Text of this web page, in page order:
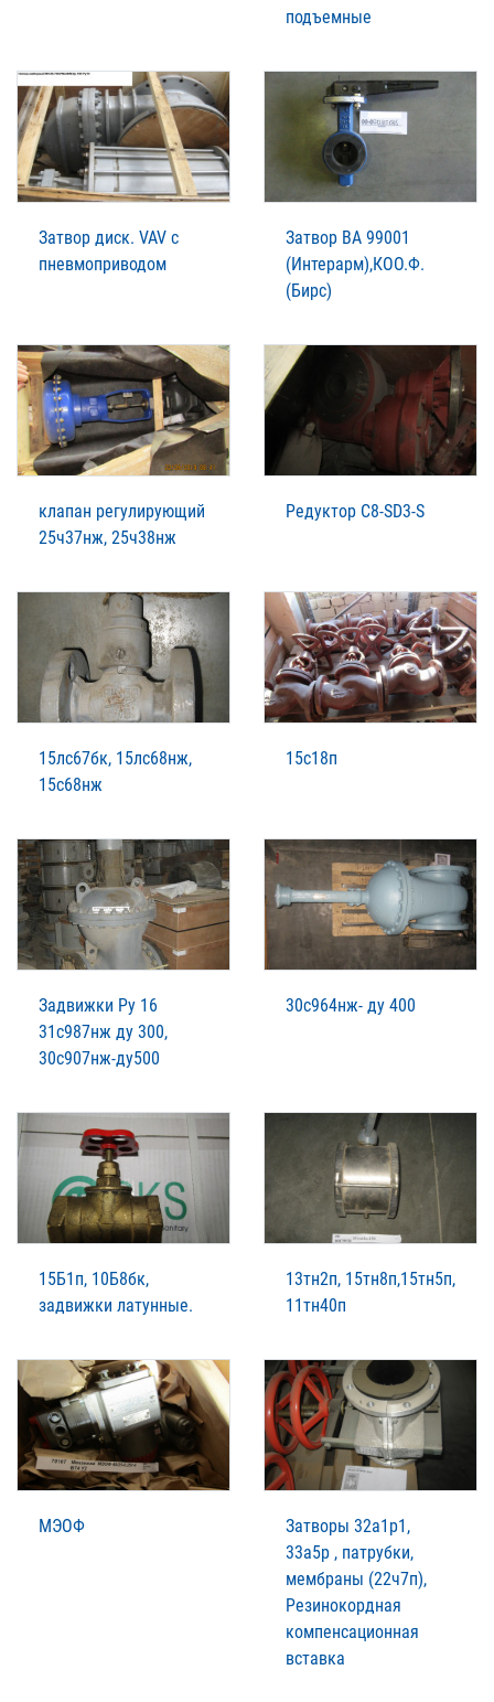
подъемные
Затвор диск. VAV с
пневмоприводом
Затвор ВА 99001
(Интерарм),КОО.Ф.
(Бирс)
клапан регулирующий
25ч37нж, 25ч38нж
Редуктор C8-SD3-S
15лс67бк, 15лс68нж,
15с68нж
15с18п
Задвижки Ру 16
31с987нж ду 300,
30с907нж-ду500
30с964нж- ду 400
15Б1п, 10Б8бк,
задвижки латунные.
13тн2п, 15тн8п,15тн5п,
11тн40п
МЭОФ
Затворы 32а1р1,
33а5р , патрубки,
мембраны (22ч7п),
Резинокордная
компенсационная
вставка